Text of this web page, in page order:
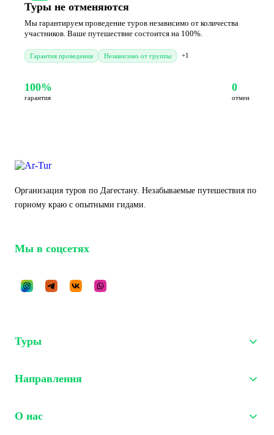
Туры не отменяются
Мы гарантируем проведение туров независимо от количества
участников. Ваше путешествие состоится на 100%.
Гарантия проведения Независимо от группы +1
100%
гарантия
0
отмен
Организация туров по Дагестану. Незабываемые путешествия по
горному краю с опытными гидами.
Мы в соцсетях
Туры
Тур на 4 дня
Тур на 6 дня
Направления
Сулакский каньон
О нас